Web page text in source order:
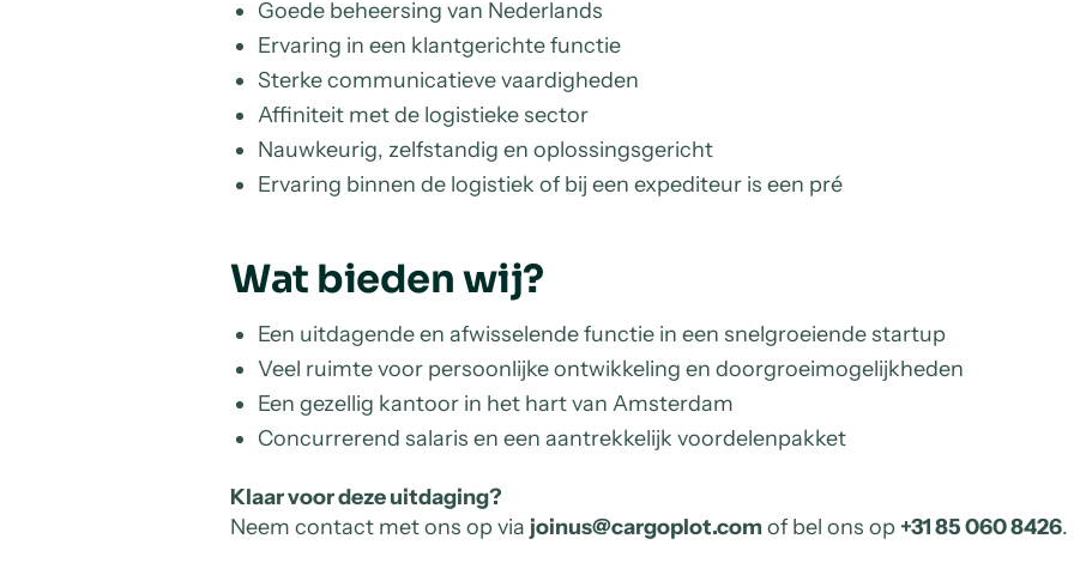
Goede beheersing van Nederlands
Ervaring in een klantgerichte functie
Sterke communicatieve vaardigheden
Affiniteit met de logistieke sector
Nauwkeurig, zelfstandig en oplossingsgericht
Ervaring binnen de logistiek of bij een expediteur is een pré
Wat bieden wij?
Een uitdagende en afwisselende functie in een snelgroeiende startup
Veel ruimte voor persoonlijke ontwikkeling en doorgroeimogelijkheden
Een gezellig kantoor in het hart van Amsterdam
Concurrerend salaris en een aantrekkelijk voordelenpakket
Klaar voor deze uitdaging?
Neem contact met ons op via joinus@cargoplot.comof bel ons op +31 85 060 8426.